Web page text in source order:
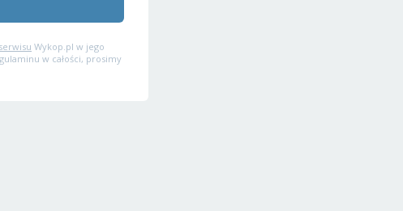
Wykop.pl w jego
w całości, prosimy